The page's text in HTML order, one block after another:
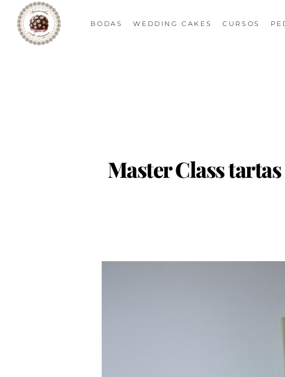
BODAS WEDDING CAKES CURSOS
Master Class